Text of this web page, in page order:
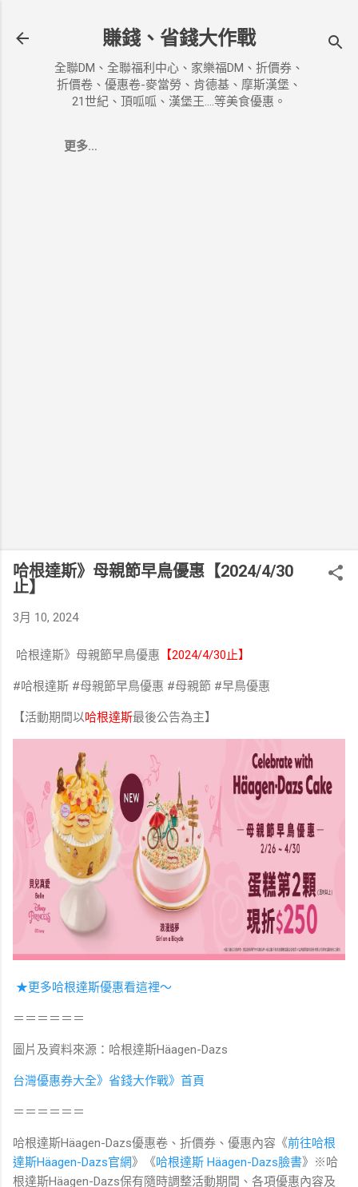
賺錢、省錢大作戰
全聯DM、全聯福利中心、家樂福DM、折價券、
折價卷、優惠卷-麥當勞、肯德基、摩斯漢堡、
21世紀、頂呱呱、漢堡王....等美食優惠。
更多…
哈根達斯》母親節早鳥優惠【2024/4/30
止】​
3月 10, 2024
哈根達斯》母親節早鳥優惠 【2024/4/30止】
#哈根達斯 #母親節早鳥優惠 #母親節 #早鳥優惠
【活動期間以哈根達斯最後公告為主】​
★更多哈根達斯優惠看這裡～
＝＝＝＝＝＝
圖片及資料來源：哈根達斯Häagen-Dazs
台灣優惠券大全》省錢大作戰》首頁
＝＝＝＝＝＝
哈根達斯Häagen-Dazs優惠卷、折價券、優惠內容《前往哈根
達斯Häagen-Dazs官網》《哈根達斯 Häagen-Dazs臉書》※哈
根達斯Häagen-Dazs保有隨時調整活動期間、各項優惠內容及